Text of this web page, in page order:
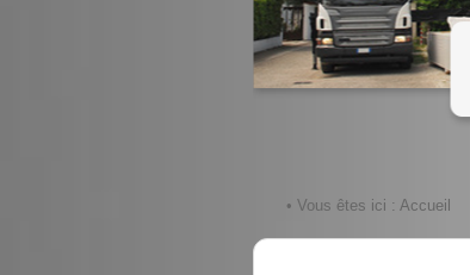
• Vous êtes ici : Accueil